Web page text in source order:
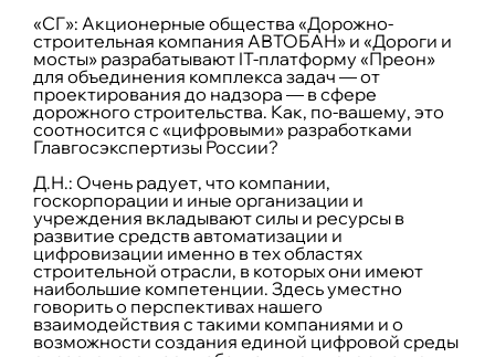
«СГ»: Акционерные общества «Дорожно-
строительная компания АВТОБАН» и «Дороги и
мосты» разрабатывают IT-платформу «Преон»
для объединения комплекса задач — от
проектирования до надзора — в сфере
дорожного строительства. Как, по-вашему, это
соотносится с «цифровыми» разработками
Главгосэкспертизы России?
Д.Н.: Очень радует, что компании,
госкорпорации и иные организации и
учреждения вкладывают силы и ресурсы в
развитие средств автоматизации и
цифровизации именно в тех областях
строительной отрасли, в которых они имеют
наибольшие компетенции. Здесь уместно
говорить о перспективах нашего
взаимодействия с такими компаниями и о
возможности создания единой цифровой среды